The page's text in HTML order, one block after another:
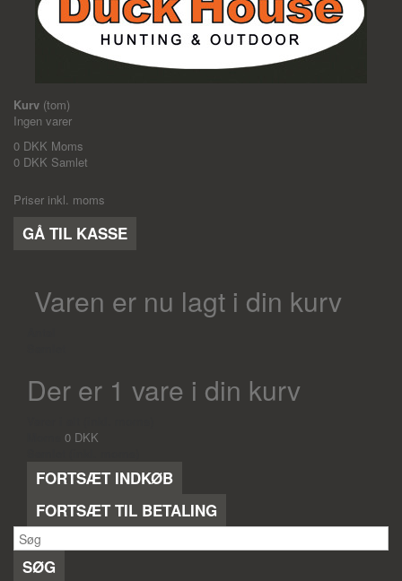
Kurv (tom)
Ingen varer
0 DKK Moms
0 DKK Samlet
Priser inkl. moms
GÅ TIL KASSE
Varen er nu lagt i din kurv
Der er 1 vare i din kurv
0 DKK
FORTSÆT INDKØB
FORTSÆT TIL BETALING
SØG